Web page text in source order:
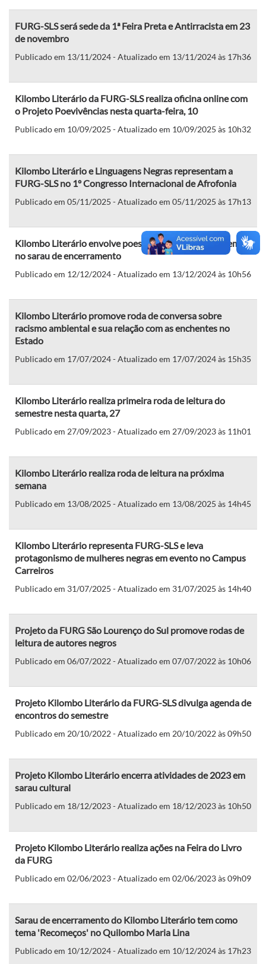
FURG-SLS será sede da 1ª Feira Preta e Antirracista em 23
de novembro
Publicado em 13/11/2024 - Atualizado em 13/11/2024 às 17h36
Kilombo Literário da FURG-SLS realiza oficina online com
o Projeto Poevivências nesta quarta-feira, 10
Publicado em 10/09/2025 - Atualizado em 10/09/2025 às 10h32
Kilombo Literário e Linguagens Negras representam a
FURG-SLS no 1º Congresso Internacional de Afrofonia
Publicado em 05/11/2025 - Atualizado em 05/11/2025 às 17h13
Kilombo Literário envolve poesia, música e homenagem
no sarau de encerramento
Publicado em 12/12/2024 - Atualizado em 13/12/2024 às 10h56
Kilombo Literário promove roda de conversa sobre
racismo ambiental e sua relação com as enchentes no
Estado
Publicado em 17/07/2024 - Atualizado em 17/07/2024 às 15h35
Kilombo Literário realiza primeira roda de leitura do
semestre nesta quarta, 27
Publicado em 27/09/2023 - Atualizado em 27/09/2023 às 11h01
Kilombo Literário realiza roda de leitura na próxima
semana
Publicado em 13/08/2025 - Atualizado em 13/08/2025 às 14h45
Kilombo Literário representa FURG-SLS e leva
protagonismo de mulheres negras em evento no Campus
Carreiros
Publicado em 31/07/2025 - Atualizado em 31/07/2025 às 14h40
Projeto da FURG São Lourenço do Sul promove rodas de
leitura de autores negros
Publicado em 06/07/2022 - Atualizado em 07/07/2022 às 10h06
Projeto Kilombo Literário da FURG-SLS divulga agenda de
encontros do semestre
Publicado em 20/10/2022 - Atualizado em 20/10/2022 às 09h50
Projeto Kilombo Literário encerra atividades de 2023 em
sarau cultural
Publicado em 18/12/2023 - Atualizado em 18/12/2023 às 10h50
Projeto Kilombo Literário realiza ações na Feira do Livro
da FURG
Publicado em 02/06/2023 - Atualizado em 02/06/2023 às 09h09
Sarau de encerramento do Kilombo Literário tem como
tema 'Recomeços' no Quilombo Maria Lina
Publicado em 10/12/2024 - Atualizado em 10/12/2024 às 17h23